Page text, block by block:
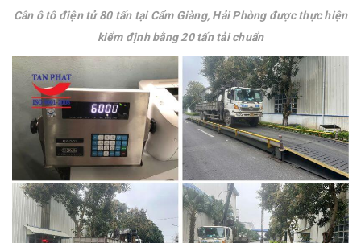
Cân ô tô điện tử 80 tấn tại Cẩm Giàng, Hải Phòng được thực hiện
kiểm định bằng 20 tấn tải chuẩn